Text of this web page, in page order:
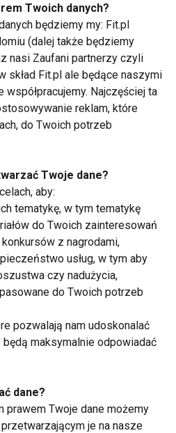
: Idealnym
połączenie obu
pomoże
a cardio spali
: Cardio powinno być
jeśli Twoim
wytrzymałości i
: Obydwa rodzaje
wpływ na
je łączyć, aby czerpać
siłowy z
łącząc oba rodzaje
planie. Oto kilka
w innym. Dzięki
że każda sesja
Twoich danych?
będziemy my: Fit.pl
(dalej także będziemy
nasi Zaufani partnerzy czyli
skład Fit.pl ale będące naszymi
Najczęściej ta
reklam, które
do Twoich potrzeb
Twoje dane?
aby:
tematykę, w tym tematykę
do Twoich zainteresowań
z nagrodami,
usług, w tym aby
czy nadużycia,
do Twoich potrzeb
pozwalają nam udoskonalać
maksymalnie odpowiadać
dane?
prawem Twoje dane możemy
je na nasze